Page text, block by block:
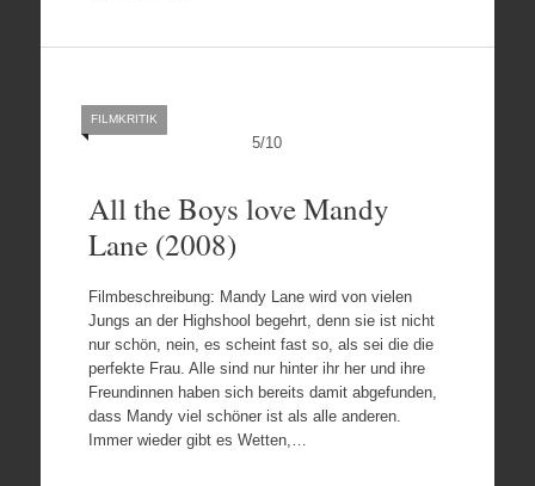
5/10
FILMKRITIK
All the Boys love Mandy
Lane (2008)
Filmbeschreibung: Mandy Lane wird von vielen
Jungs an der Highshool begehrt, denn sie ist nicht
nur schön, nein, es scheint fast so, als sei die die
perfekte Frau. Alle sind nur hinter ihr her und ihre
Freundinnen haben sich bereits damit abgefunden,
dass Mandy viel schöner ist als alle anderen.
Immer wieder gibt es Wetten,…